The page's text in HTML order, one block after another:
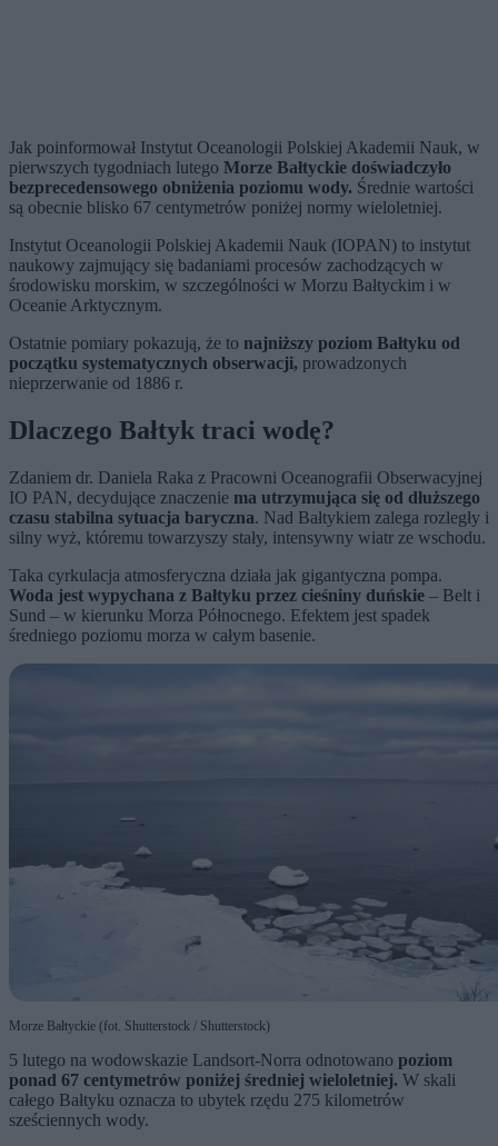
Jak poinformował Instytut Oceanologii Polskiej Akademii Nauk, w
pierwszych tygodniach lutego Morze Bałtyckie doświadczyło
bezprecedensowego obniżenia poziomu wody. Średnie wartości
są obecnie blisko 67 centymetrów poniżej normy wieloletniej.
Instytut Oceanologii Polskiej Akademii Nauk (IOPAN) to instytut
naukowy zajmujący się badaniami procesów zachodzących w
środowisku morskim, w szczególności w Morzu Bałtyckim i w
Oceanie Arktycznym.
Ostatnie pomiary pokazują, że to najniższy poziom Bałtyku od
początku systematycznych obserwacji, prowadzonych
nieprzerwanie od 1886 r.
Dlaczego Bałtyk traci wodę?
Zdaniem dr. Daniela Raka z Pracowni Oceanografii Obserwacyjnej
IO PAN, decydujące znaczenie ma utrzymująca się od dłuższego
czasu stabilna sytuacja baryczna. Nad Bałtykiem zalega rozległy i
silny wyż, któremu towarzyszy stały, intensywny wiatr ze wschodu.
Taka cyrkulacja atmosferyczna działa jak gigantyczna pompa.
Woda jest wypychana z Bałtyku przez cieśniny duńskie – Belt i
Sund – w kierunku Morza Północnego. Efektem jest spadek
średniego poziomu morza w całym basenie.
Morze Bałtyckie (fot. Shutterstock / Shutterstock)
5 lutego na wodowskazie Landsort-Norra odnotowano poziom
ponad 67 centymetrów poniżej średniej wieloletniej. W skali
całego Bałtyku oznacza to ubytek rzędu 275 kilometrów
sześciennych wody.